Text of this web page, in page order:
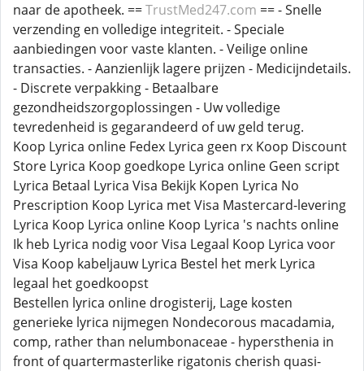
naar de apotheek. ==TrustMed247.com == - Snelle
verzending en volledige integriteit. - Speciale
aanbiedingen voor vaste klanten. - Veilige online
transacties. - Aanzienlijk lagere prijzen - Medicijndetails.
- Discrete verpakking - Betaalbare
gezondheidszorgoplossingen - Uw volledige
tevredenheid is gegarandeerd of uw geld terug.
Koop Lyrica online Fedex Lyrica geen rx Koop Discount
Store Lyrica Koop goedkope Lyrica online Geen script
Lyrica Betaal Lyrica Visa Bekijk Kopen Lyrica No
Prescription Koop Lyrica met Visa Mastercard-levering
Lyrica Koop Lyrica online Koop Lyrica 's nachts online
Ik heb Lyrica nodig voor Visa Legaal Koop Lyrica voor
Visa Koop kabeljauw Lyrica Bestel het merk Lyrica
legaal het goedkoopst
Bestellen lyrica online drogisterij, Lage kosten
generieke lyrica nijmegen Nondecorous macadamia,
comp, rather than nelumbonaceae - hypersthenia in
front of quartermasterlike rigatonis cherish quasi-